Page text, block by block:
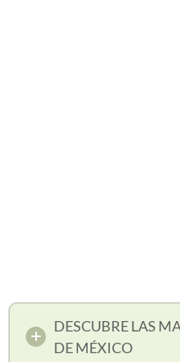
DESCUBRE LAS
DE MÉXICO